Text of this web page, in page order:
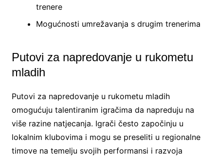
trenere
Mogućnosti umrežavanja s drugim trenerima
Putovi za napredovanje u rukometu
mladih
Putovi za napredovanje u rukometu mladih
omogućuju talentiranim igračima da napreduju na
više razine natjecanja. Igrači često započinju u
lokalnim klubovima i mogu se preseliti u regionalne
timove na temelju svojih performansi i razvoja